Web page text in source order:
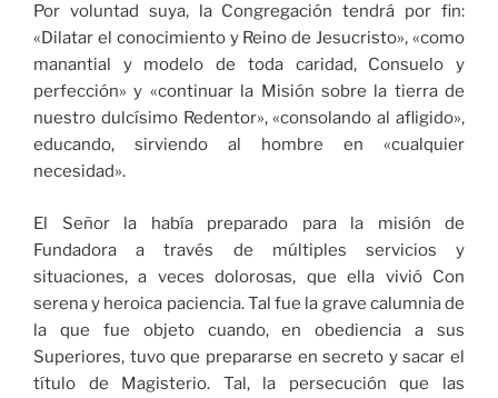
Por voluntad suya, la Congregación tendrá por fin:
«Dilatar el conocimiento y Reino de Jesucristo», «como
manantial y modelo de toda caridad, Consuelo y
perfección» y «continuar la Misión sobre la tierra de
nuestro dulcísimo Redentor», «consolando al afligido»,
educando, sirviendo al hombre en «cualquier
necesidad».
El Señor la había preparado para la misión de
Fundadora a través de múltiples servicios y
situaciones, a veces dolorosas, que ella vivió Con
serena y heroica paciencia. Tal fue la grave calumnia de
la que fue objeto cuando, en obediencia a sus
Superiores, tuvo que prepararse en secreto y sacar el
título de Magisterio. Tal, la persecución que las